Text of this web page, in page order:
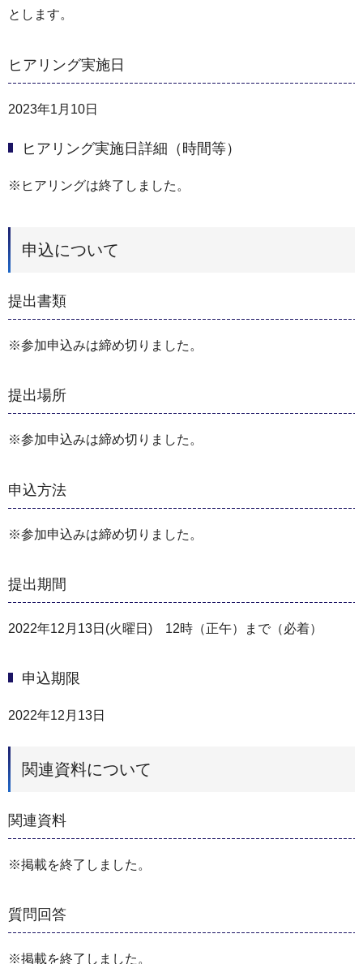
とします。
ヒアリング実施日
2023年1月10日
ヒアリング実施日詳細（時間等）
※ヒアリングは終了しました。
申込について
提出書類
※参加申込みは締め切りました。
提出場所
※参加申込みは締め切りました。
申込方法
※参加申込みは締め切りました。
提出期間
2022年12月13日(火曜日) 12時（正午）まで（必着）
申込期限
2022年12月13日
関連資料について
関連資料
※掲載を終了しました。
質問回答
※掲載を終了しました。